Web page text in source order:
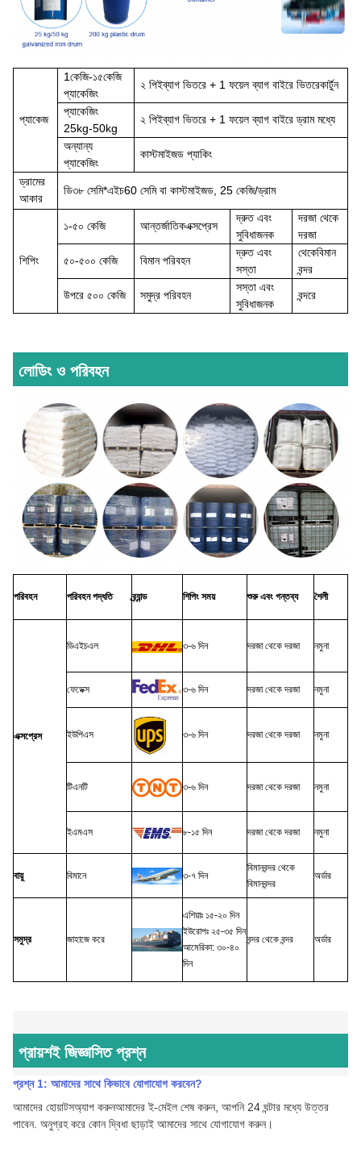
প্যাকেজ
1কেজি-১৫কেজি
প্যাকেজিং
২ পিইব্যাগ ভিতরে + 1 ফয়েল ব্যাগ বাইরে ভিতরেকার্টুন
প্যাকেজিং
25kg-50kg
২ পিইব্যাগ ভিতরে + 1 ফয়েল ব্যাগ বাইরে ড্রাম মধ্যে
অন্যান্য
প্যাকেজিং
কাস্টমাইজড প্যাকিং
ড্রামের
আকার
ডি৩৮ সেমি*এইচ60 সেমি বা কাস্টমাইজড, 25 কেজি/ড্রাম
শিপিং
১-৫০ কেজি আন্তর্জাতিকএক্সপ্রেস
দ্রুত এবং
সুবিধাজনক
দরজা থেকে
দরজা
৫০-৫০০ কেজি
বিমান পরিবহন
দ্রুত এবং
সস্তা
থেকেবিমান
বন্দর
উপরে ৫০০ কেজি সমুদ্র পরিবহন
সস্তা এবং
সুবিধাজনক
বন্দরে
লোডিং ও পরিবহন
পরিবহন পরিবহন পদ্ধতি ব্র্যান্ড শিপিং সময় শুরু এবং গন্তব্য শৈলী
এক্সপ্রেস
ডিএইচএল ৩-৬ দিন দরজা থেকে দরজা নমুনা
ফেডেক্স ৩-৬ দিন দরজা থেকে দরজা নমুনা
ইউপিএস ৩-৬ দিন দরজা থেকে দরজা নমুনা
টিএনটি ৩-৬ দিন দরজা থেকে দরজা নমুনা
ইএমএস ৮-১৫ দিন দরজা থেকে দরজা নমুনা
বায়ু বিমানে ৩-৭ দিন
বিমানবন্দর থেকে
বিমানবন্দর
অর্ডার
সমুদ্র জাহাজে করে
এশিয়াঃ ১৫-২০ দিন
ইউরোপঃ ২৫-৩৫ দিন
আমেরিকা: ৩০-৪০
দিন
বন্দর থেকে বন্দর অর্ডার
প্রায়শই জিজ্ঞাসিত প্রশ্ন
প্রশ্ন 1: আমাদের সাথে কিভাবে যোগাযোগ করবেন?
আমাদের হোয়াটসঅ্যাপ করুনআমাদের ই-মেইল শেষ করুন, আপনি 24 ঘন্টার মধ্যে উত্তর
পাবেন. অনুগ্রহ করে কোন দ্বিধা ছাড়াই আমাদের সাথে যোগাযোগ করুন।